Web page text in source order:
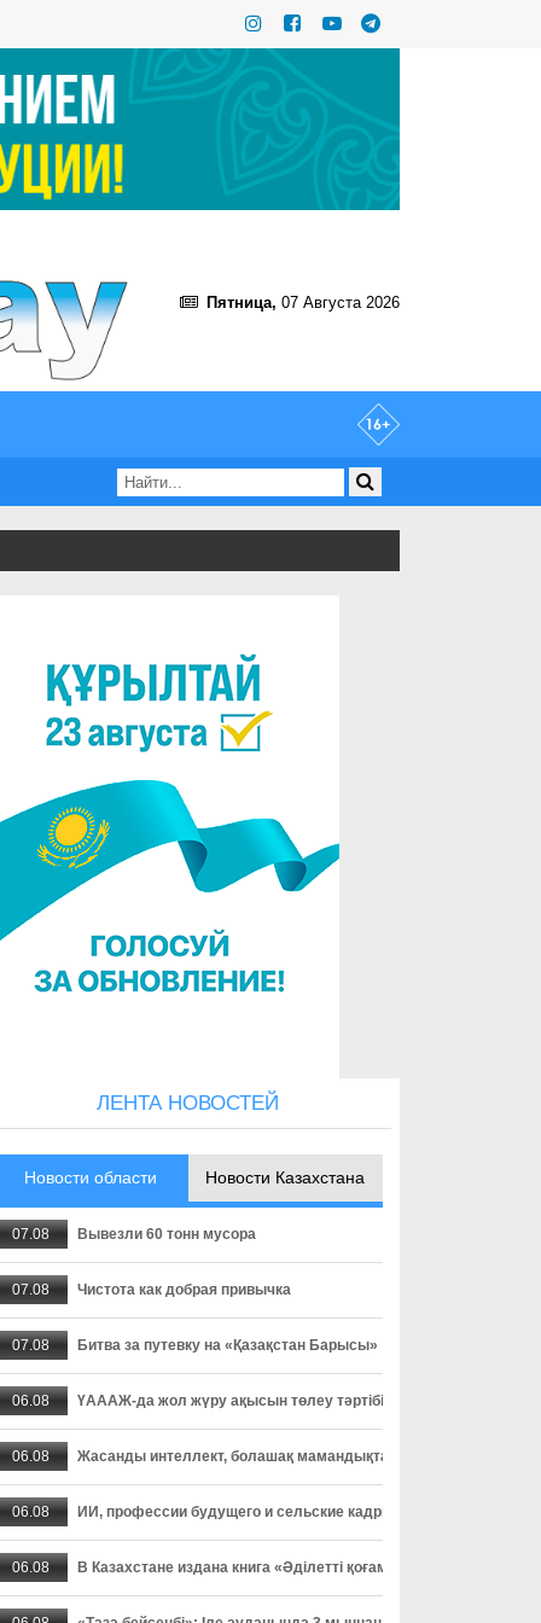
Пятница, 07 Августа 2026
ЛЕНТА НОВОСТЕЙ
Новости области Новости Казахстана
07.08 Вывезли 60 тонн мусора
07.08 Чистота как добрая привычка
07.08 Битва за путевку на «Қазақстан Барысы»
06.08 ҮАААЖ-да жол жүру ақысын төлеу тәртібі өзгерді: төлемді
06.08 Жасанды интеллект, болашақ мамандықтар және ауылдағы
06.08 ИИ, профессии будущего и сельские кадры - о чем спорили
06.08 В Казахстане издана книга «Әділетті қоғамға шыншыл сөз»,